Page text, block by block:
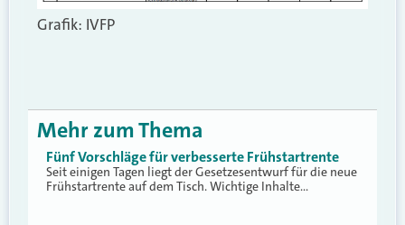
Grafik: IVFP
Mehr zum Thema
Fünf Vorschläge für verbesserte Frühstartrente
Seit einigen Tagen liegt der Gesetzesentwurf für die neue
Frühstartrente auf dem Tisch. Wichtige Inhalte…